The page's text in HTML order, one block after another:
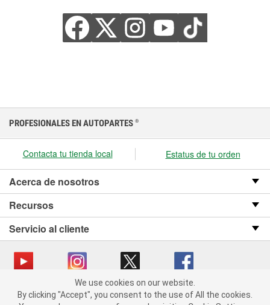
We use cookies on our website. By clicking "Accept", you consent
to the use of All the cookies.
PROFESIONALES EN AUTOPARTES ®
Contacta tu tienda local Estatus de tu orden
Acerca de nosotros
Recursos
Servicio al cliente
Copyright © 2008-2026 O’Reilly Auto Parts v OST_3.2.0.0.729 (3) cv1361
We use cookies on our website.
By clicking "Accept", you consent to the use of All the cookies.